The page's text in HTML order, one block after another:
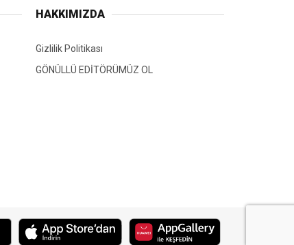
HAKKIMIZDA
Gizlilik Politikası
GÖNÜLLÜ EDİTÖRÜMÜZ OL